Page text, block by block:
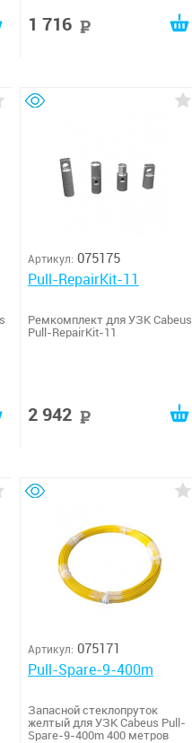
1 716
Артикул: 075175
Pull-RepairKit-11
Ремкомплект для УЗК Cabeus
Pull-RepairKit-11
2 942
Артикул: 075171
Pull-Spare-9-400m
Запасной стеклопруток
желтый для УЗК Cabeus Pull-
Spare-9-400m 400 метров